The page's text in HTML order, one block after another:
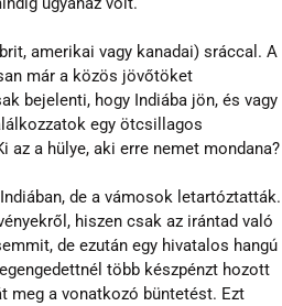
amerikai vagy kanadai) sráccal. A
már a közös jövőtöket
bejelenti, hogy Indiába jön, és vagy
egy ötcsillagos
a hülye, aki erre nemet mondana?
de a vámosok letartóztatták.
hiszen csak az irántad való
de ezután egy hivatalos hangú
több készpénzt hozott
meg a vonatkozó büntetést. Ezt